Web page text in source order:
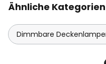
Ähnliche Kategorien
Dimmbare